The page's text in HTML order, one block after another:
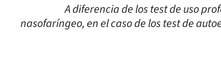
A diferencia de los test de uso
nasofaríngeo, en el caso de los test de